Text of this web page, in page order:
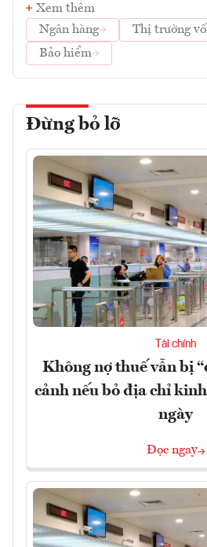
Xem thêm
Ngân hàng
Thị trường
Bảo hiểm
Đừng bỏ lỡ
Tài chính
Không nợ thuế vẫn bị
cảnh nếu bỏ địa chỉ
ngày
Đọc ngay